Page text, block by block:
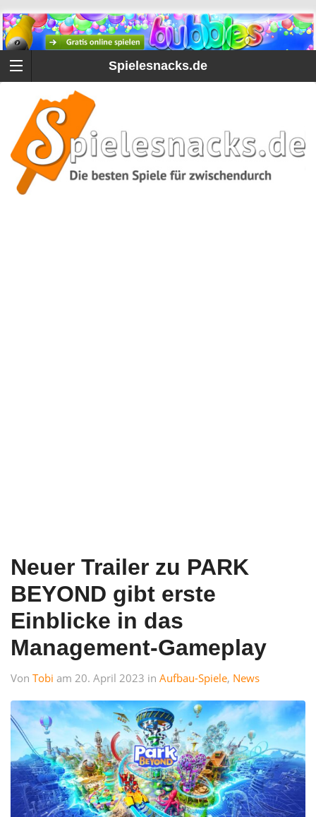
Spielesnacks.de
Neuer Trailer zu PARK
BEYOND gibt erste
Einblicke in das
Management-Gameplay
Von Tobi am 20. April 2023 in Aufbau-Spiele, News